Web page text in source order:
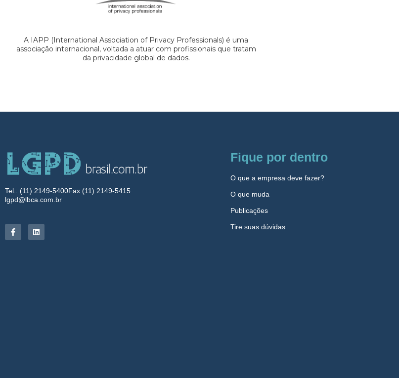
A IAPP (International Association of Privacy Professionals) é uma
associação internacional, voltada a atuar com profissionais que tratam
da privacidade global de dados.
Tel.: (11) 2149-5400Fax (11) 2149-5415
lgpd@lbca.com.br
Fique por dentro
O que a empresa deve fazer?
O que muda
Publicações
Tire suas dúvidas